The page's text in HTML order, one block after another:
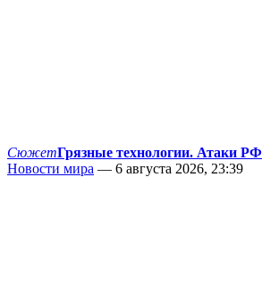
СюжетГрязные технологии. Атаки
Новости мира — 6 августа 2026, 23:39